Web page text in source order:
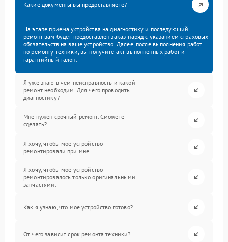
Какие документы вы предоставляете?
На этапе приема устройства на диагностику и последующий
ремонт вам будет предоставлен заказ-наряд с указанием страховых
обязательств на ваше устройство. Далее, после выполнения работ
по ремонту техники, вы получите акт выполненных работ и
гарантийный талон.
Я уже знаю в чем неисправность и какой
ремонт необходим. Для чего проводить
диагностику?
Мне нужен срочный ремонт. Сможете
сделать?
Я хочу, чтобы мое устройство
ремонтировали при мне.
Я хочу, чтобы мое устройство
ремонтировалось только оригинальными
запчастями.
Как я узнаю, что мое устройство готово?
От чего зависит срок ремонта техники?